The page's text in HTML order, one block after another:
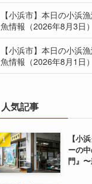
【小浜市】本日の小浜
魚情報（2026年8月3日）
【小浜市】本日の小浜
魚情報（2026年8月1日）
人気記事
【小
ーの
門』